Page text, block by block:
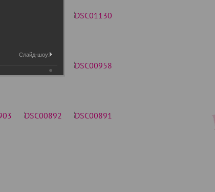
Слайд-шоу: